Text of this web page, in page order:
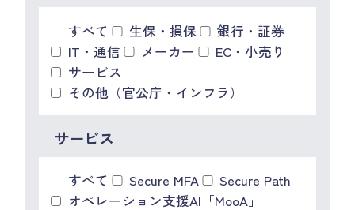
すべて 生保・損保
銀行・証券
IT・通信
メーカー
EC・小売り
サービス
その他（官公庁・インフラ）
サービス
すべて Secure MFA
Secure Path
オペレーション支援AI「MooA」